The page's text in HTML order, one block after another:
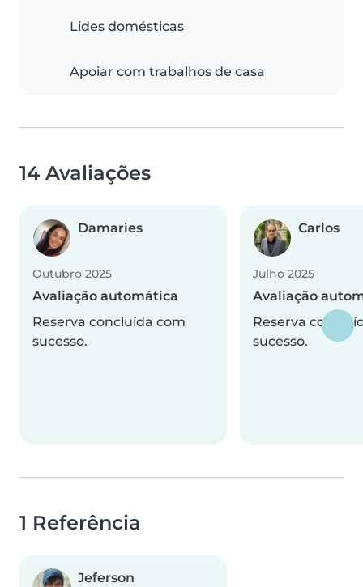
Lides domésticas
Apoiar com trabalhos de casa
14 Avaliações
Damaries
Outubro 2025
Avaliação automática
Reserva concluída com
sucesso.
Carlos
Julho 2025
Avaliação
Reserva
sucesso.
1 Referência
Jeferson